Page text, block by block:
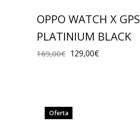
OPPO WATCH X GPS
PLATINIUM BLACK
169,00€ 129,00€
Oferta